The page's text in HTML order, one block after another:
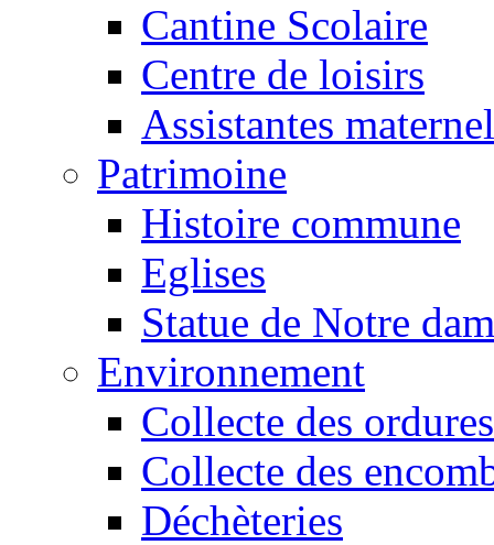
Cantine Scolaire
Centre de loisirs
Assistantes
Patrimoine
Histoire commune
Eglises
Statue de Notre
Environnement
Collecte des ordures
Collecte des
Déchèteries